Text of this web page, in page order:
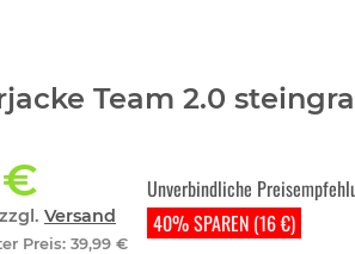
Team 2.0
Versand
Preis: 39,99 €
40% SPAREN (16 €)
Unverbindliche